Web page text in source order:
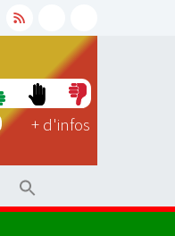
+ d'infos